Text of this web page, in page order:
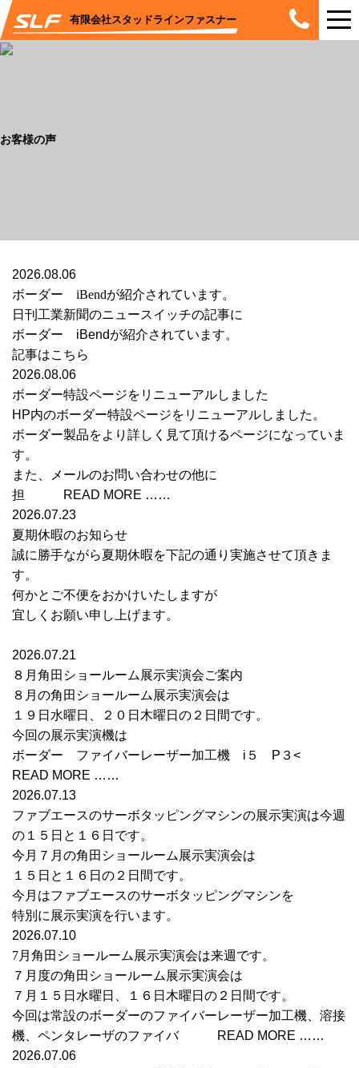
有限会社スタッドラインファスナー
お客様の声
2026.08.06
ボーダー iBendが紹介されています。
日刊工業新聞のニュースイッチの記事に
ボーダー iBendが紹介されています。
記事はこちら
2026.08.06
ボーダー特設ページをリニューアルしました
HP内のボーダー特設ページをリニューアルしました。
ボーダー製品をより詳しく見て頂けるページになっていま
す。
また、メールのお問い合わせの他に
担 READ MORE ……
2026.07.23
夏期休暇のお知らせ
誠に勝手ながら夏期休暇を下記の通り実施させて頂きま
す。
何かとご不便をおかけいたしますが
宜しくお願い申し上げます。
2026.07.21
８月角田ショールーム展示実演会ご案内
８月の角田ショールーム展示実演会は
１９日水曜日、２０日木曜日の２日間です。
今回の展示実演機は
ボーダー ファイバーレーザー加工機 i５ P３<
READ MORE ……
2026.07.13
ファブエースのサーボタッピングマシンの展示実演は今週
の１５日と１６日です。
今月７月の角田ショールーム展示実演会は
１５日と１６日の２日間です。
今月はファブエースのサーボタッピングマシンを
特別に展示実演を行います。
2026.07.10
7月角田ショールーム展示実演会は来週です。
７月度の角田ショールーム展示実演会は
７月１５日水曜日、１６日木曜日の２日間です。
今回は常設のボーダーのファイバーレーザー加工機、溶接
機、ペンタレーザのファイバ READ MORE ……
2026.07.06